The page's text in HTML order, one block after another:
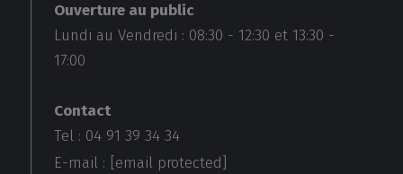
Ouverture au public
Lundi au Vendredi : 08:30 - 12:30 et 13:30 -
17:00
Contact
Tel : 04 91 39 34 34
E-mail :
[email protected]